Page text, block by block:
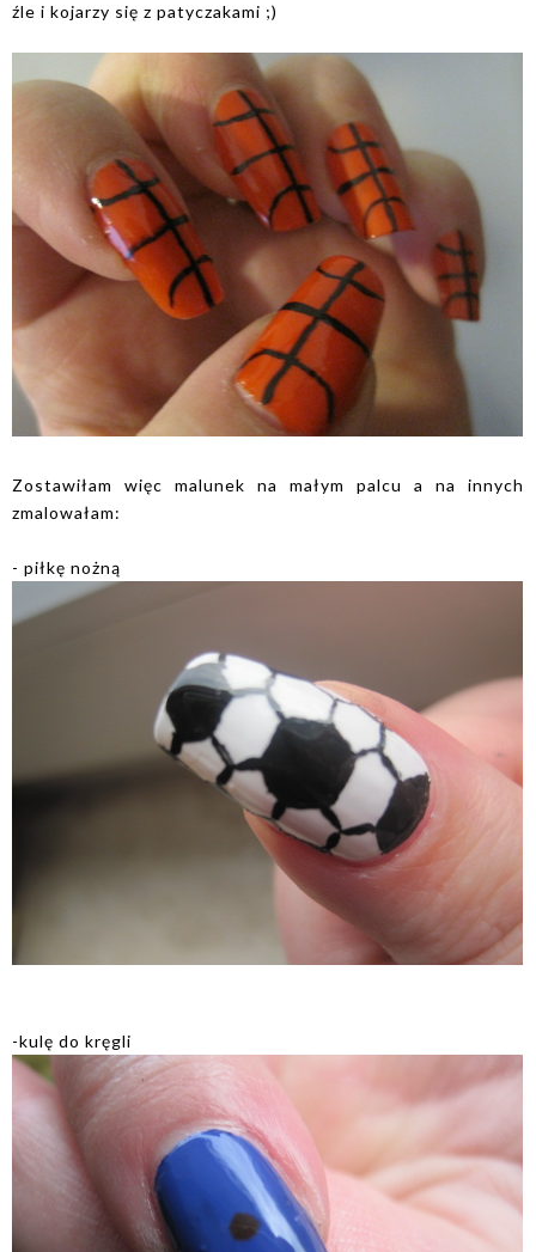
źle i kojarzy się z patyczakami ;)
Zostawiłam więc malunek na małym palcu a na innych
zmalowałam:
- piłkę nożną
-kulę do kręgli